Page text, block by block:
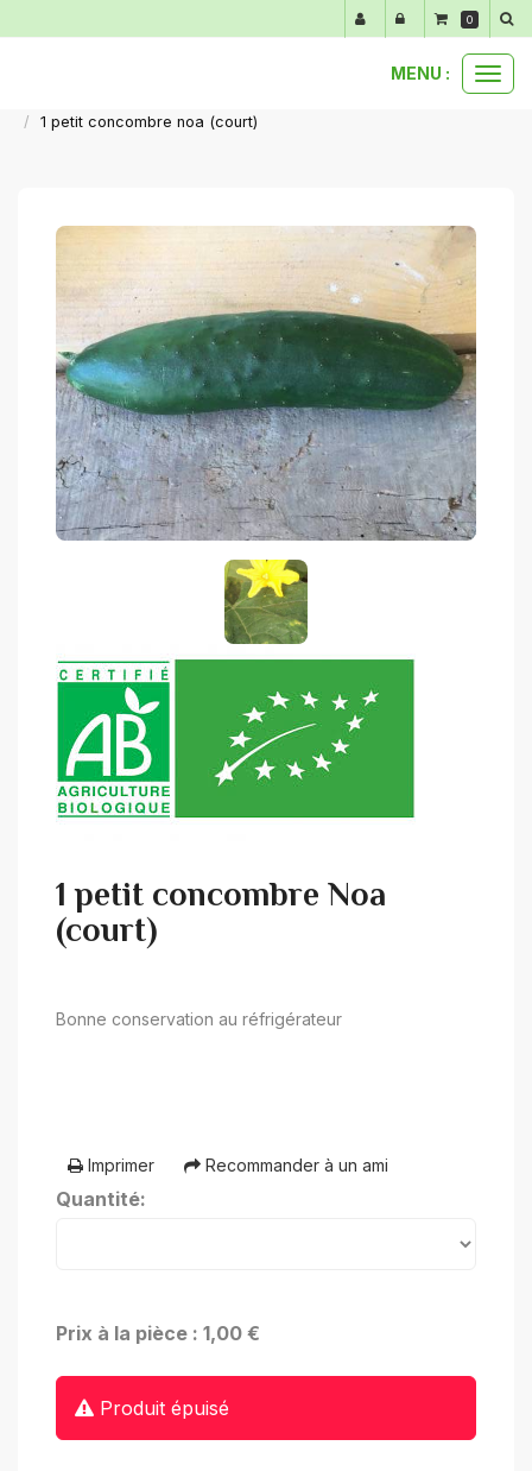
MENU :
1 petit concombre noa (court)
1 petit concombre Noa
(court)
Bonne conservation au réfrigérateur
Imprimer Recommander à un ami
Quantité:
Prix à la pièce : 1,00 €
Produit épuisé
0